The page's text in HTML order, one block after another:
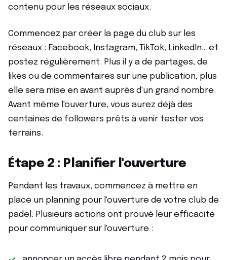
contenu pour les réseaux sociaux.
Commencez par créer la page du club sur les
réseaux : Facebook, Instagram, TikTok, LinkedIn… et
postez régulièrement. Plus il y a de partages, de
likes ou de commentaires sur une publication, plus
elle sera mise en avant auprès d'un grand nombre.
Avant même l'ouverture, vous aurez déjà des
centaines de followers prêts à venir tester vos
terrains.
Étape 2 : Planifier l'ouverture
Pendant les travaux, commencez à mettre en
place un planning pour l'ouverture de votre club de
padel. Plusieurs actions ont prouvé leur efficacité
pour communiquer sur l'ouverture :